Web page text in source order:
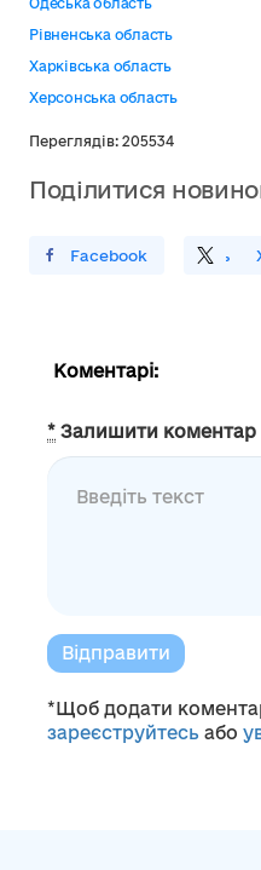
Рівненська область
Харківська область
Херсонська область
Переглядів: 205534
Поділитися
У FacebookПоділитись
Коментарі:
* Залишити коментар
Відправити
*Щоб додати
зареєструйтесь або